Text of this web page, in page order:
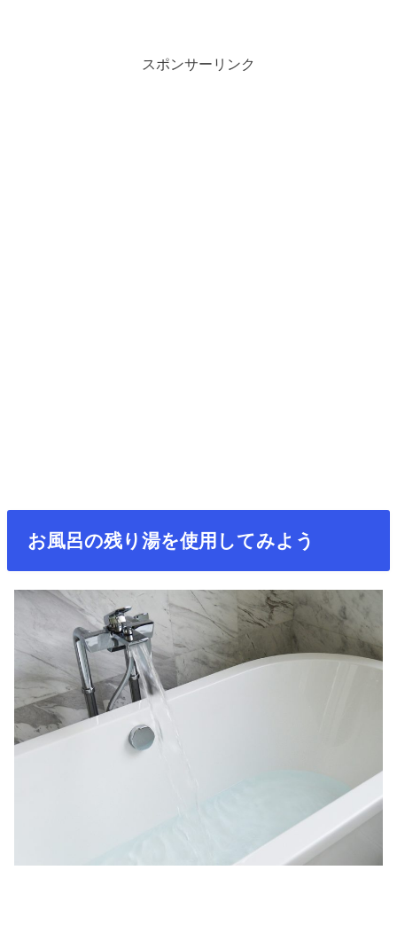
スポンサーリンク
お風呂の残り湯を使用してみよう